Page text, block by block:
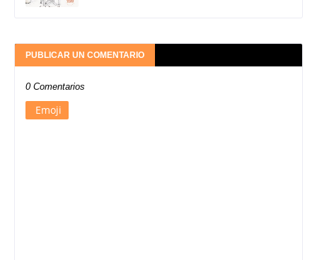
PUBLICAR UN COMENTARIO
0 Comentarios
Emoji